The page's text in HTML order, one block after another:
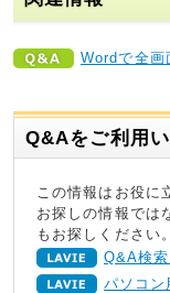
Wordで全画
Q&Aをご利用
この情報はお役に
お探しの情報では
もお探しください。
Q&A検
パソコン